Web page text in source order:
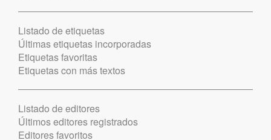
Listado de etiquetas
Últimas etiquetas incorporadas
Etiquetas favoritas
Etiquetas con más textos
Listado de editores
Últimos editores registrados
Editores favoritos